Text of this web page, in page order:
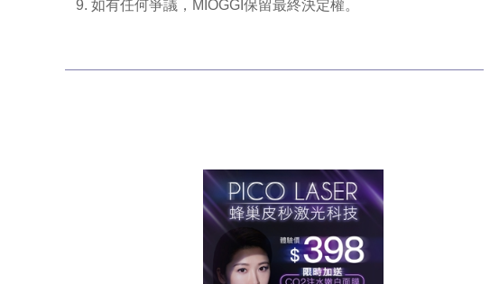
9. 如有任何爭議，MIOGGI保留最終決定權。